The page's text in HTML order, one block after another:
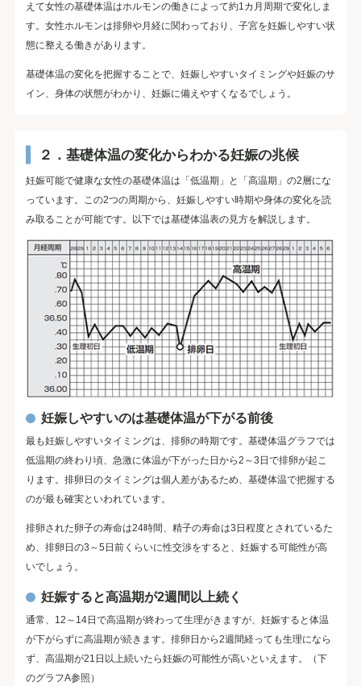
えて女性の基礎体温はホルモンの働きによって約1カ月周期で変化しま
す。女性ホルモンは排卵や月経に関わっており、子宮を妊娠しやすい状
態に整える働きがあります。
基礎体温の変化を把握することで、妊娠しやすいタイミングや妊娠のサ
イン、身体の状態がわかり、妊娠に備えやすくなるでしょう。
２．基礎体温の変化からわかる妊娠の兆候
妊娠可能で健康な女性の基礎体温は「低温期」と「高温期」の2層にな
っています。この2つの周期から、妊娠しやすい時期や身体の変化を読
み取ることが可能です。以下では基礎体温表の見方を解説します。
妊娠しやすいのは基礎体温が下がる前後
最も妊娠しやすいタイミングは、排卵の時期です。基礎体温グラフでは
低温期の終わり頃、急激に体温が下がった日から2～3日で排卵が起こ
ります。排卵日のタイミングは個人差があるため、基礎体温で把握する
のが最も確実といわれています。
排卵された卵子の寿命は24時間、精子の寿命は3日程度とされているた
め、排卵日の3～5日前くらいに性交渉をすると、妊娠する可能性が高
いでしょう。
妊娠すると高温期が2週間以上続く
通常、12～14日で高温期が終わって生理がきますが、妊娠すると体温
が下がらずに高温期が続きます。排卵日から2週間経っても生理になら
ず、高温期が21日以上続いたら妊娠の可能性が高いといえます。（下
のグラフA参照）